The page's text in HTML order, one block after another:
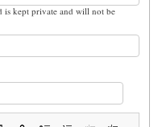
is kept private and will not be